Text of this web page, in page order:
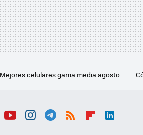
Mejores celulares gama media agosto